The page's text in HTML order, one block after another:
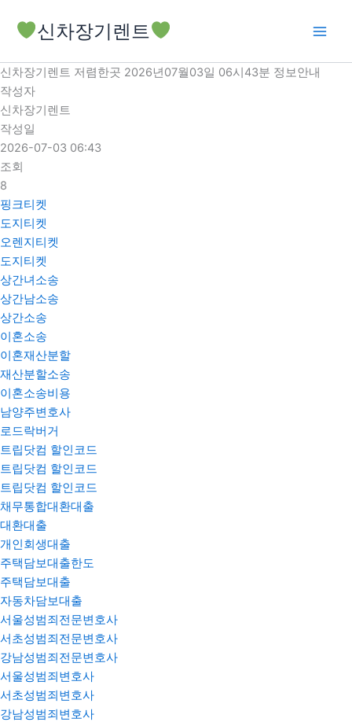
로
건
너
뛰
기
신차장기렌트
신차장기렌트 저렴한곳 2026년07월03일 06시43분 정보안내
작성자
신차장기렌트
작성일
2026-07-03 06:43
조회
8
핑크티켓
도지티켓
오렌지티켓
도지티켓
상간녀소송
상간남소송
상간소송
이혼소송
이혼재산분할
재산분할소송
이혼소송비용
남양주변호사
로드락버거
트립닷컴 할인코드
트립닷컴 할인코드
트립닷컴 할인코드
채무통합대환대출
대환대출
개인회생대출
주택담보대출한도
주택담보대출
자동차담보대출
서울성범죄전문변호사
서초성범죄전문변호사
강남성범죄전문변호사
서울성범죄변호사
서초성범죄변호사
강남성범죄변호사